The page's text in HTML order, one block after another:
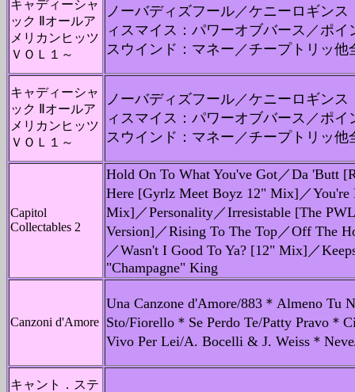
キャディーシャ
ック Ⅱオールア
メリカンヒッツ
ＶＯＬ１～
ノーバディズフール／ケニーロギン
ィスマイス：パワーオブバース／ポ
スウインド：マネー／チープトリッ他
キャディーシャ
ック Ⅱオールア
メリカンヒッツ
ＶＯＬ１～
ノーバディズフール／ケニーロギン
ィスマイス：パワーオブバース／ポ
スウインド：マネー／チープトリッ他
Capitol
Collectables 2
Hold On To What You've Got／Da 'Butt
Here [Gyrlz Meet Boyz 12" Mix]／
Mix]／Personality／Irresistable [The
Version]／Rising To The Top／Off The
／Wasn't I Good To Ya? [12" Mix]／
"Champagne" King
Canzoni d'Amore
Una Canzone d'Amore/883＊Almeno Tu
Sto/Fiorello＊Se Perdo Te/Patty Pravo
Vivo Per Lei/A. Bocelli & J. Weiss＊
キャント．ステ